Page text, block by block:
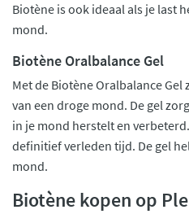
Biotène is ook ideaal als je last
mond.
Biotène Oralbalance Gel
Met de Biotène Oralbalance Gel
van een droge mond. De gel
in je mond herstelt en
definitief verleden tijd. De gel
mond.
Biotène kopen op